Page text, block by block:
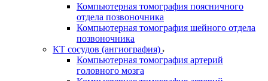
Компьютерная томография поясничного
отдела позвоночника
Компьютерная томография шейного отдела
позвоночника
КТ сосудов (ангиография)
Компьютерная томография артерий
головного мозга